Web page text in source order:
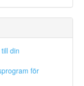
din
för